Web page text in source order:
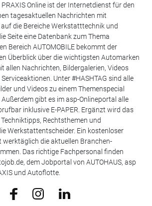
PRAXIS Online ist der Internetdienst für den
tagesaktuellen Nachrichten mit
die Bereiche Werkstatttechnik und
Seite eine Datenbank zum Thema
Bereich AUTOMOBILE bekommt der
Überblick über die wichtigsten Automarken
allen Nachrichten, Bildergalerien, Videos
Unter #HASHTAG sind alle
und Videos zu einem Themenspecial
gibt es im asp-Onlineportal alle
inklusive E-PAPER. Ergänzt wird das
Rechtsthemen und
Werkstattentscheider. Ein kostenloser
werktäglich die aktuellen Branchen-
Das richtige Fachpersonal finden
dem Jobportal von AUTOHAUS, asp
und Autoflotte.